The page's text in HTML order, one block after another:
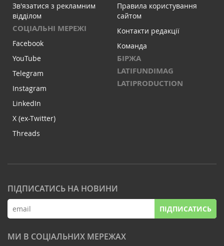
Зв'язатися з рекламним
відділом
СОЦІАЛЬНІ МЕРЕЖІ
Facebook
YouTube
Telegram
Instagram
LinkedIn
X (ex-Twitter)
Threads
Правила користування
сайтом
Контакти редакції
Команда
БІРЖА
LATIFUNDIMAG
LATIPRODUCTION
ПІДПИСАТИСЬ НА НОВИНИ
ПІДПИСАТИСЬ
МИ В СОЦІАЛЬНИХ МЕРЕЖАХ